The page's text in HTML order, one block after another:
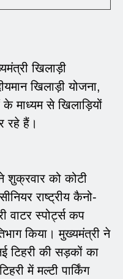
खिलाड़ी
खिलाड़ी योजना,
माध्यम से खिलाड़ियों
रहे हैं।
शुक्रवार को कोटी
राष्ट्रीय कैनो-
वाटर स्पोर्ट्स कप
किया। मुख्यमंत्री ने
की सड़कों का
में मल्टी पार्किंग